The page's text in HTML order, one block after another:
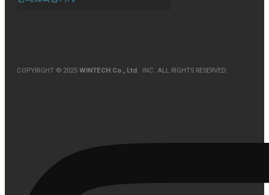
COPYRIGHT © 2025WINTECH Co., Ltd. INC. ALL RIGHTS RESERVED.